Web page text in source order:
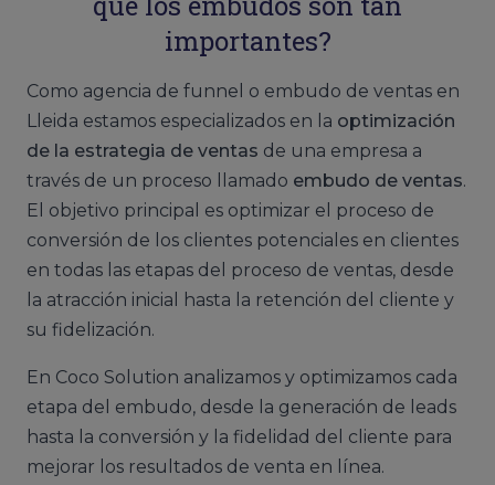
importantes?
Como agencia de funnel o embudo de ventas en
Lleida estamos especializados en la optimización
de la estrategia de ventas de una empresa a
través de un proceso llamado embudo de ventas.
El objetivo principal es optimizar el proceso de
conversión de los clientes potenciales en clientes
en todas las etapas del proceso de ventas, desde
la atracción inicial hasta la retención del cliente y
su fidelización.
En Coco Solution analizamos y optimizamos cada
etapa del embudo, desde la generación de leads
hasta la conversión y la fidelidad del cliente para
mejorar los resultados de venta en línea.